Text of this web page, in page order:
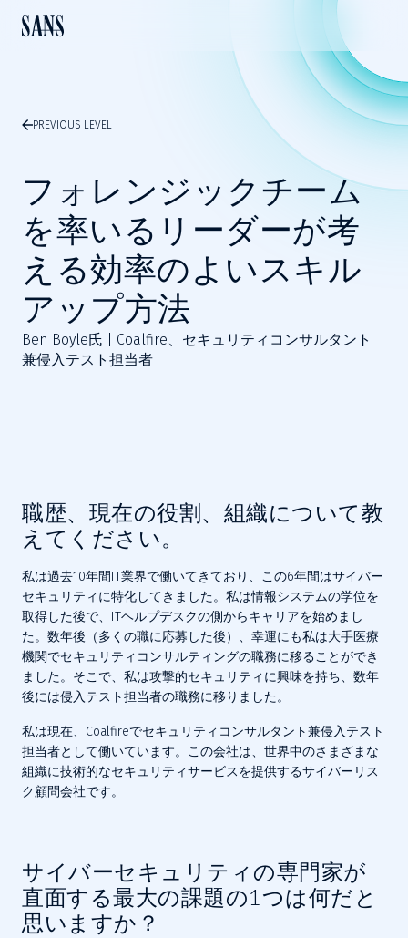
PREVIOUS LEVEL
フォレンジックチーム
を率いるリーダーが考
える効率のよいスキル
アップ方法
Ben Boyle氏 | Coalfire、セキュリティコンサルタント
兼侵入テスト担当者
職歴、現在の役割、組織について教
えてください。
私は過去10年間IT業界で働いてきており、この6年間はサイバー
セキュリティに特化してきました。私は情報システムの学位を
取得した後で、ITヘルプデスクの側からキャリアを始めまし
た。数年後（多くの職に応募した後）、幸運にも私は大手医療
機関でセキュリティコンサルティングの職務に移ることができ
ました。そこで、私は攻撃的セキュリティに興味を持ち、数年
後には侵入テスト担当者の職務に移りました。
私は現在、Coalfireでセキュリティコンサルタント兼侵入テスト
担当者として働いています。この会社は、世界中のさまざまな
組織に技術的なセキュリティサービスを提供するサイバーリス
ク顧問会社です。
サイバーセキュリティの専門家が
直面する最大の課題の1つは何だと
思いますか？